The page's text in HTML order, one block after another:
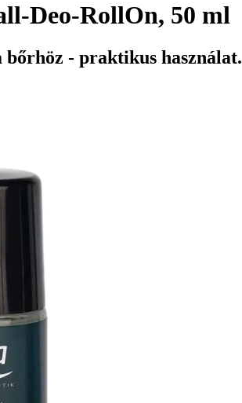
Deo-RollOn, 50 ml
bőrhöz - praktikus használat.